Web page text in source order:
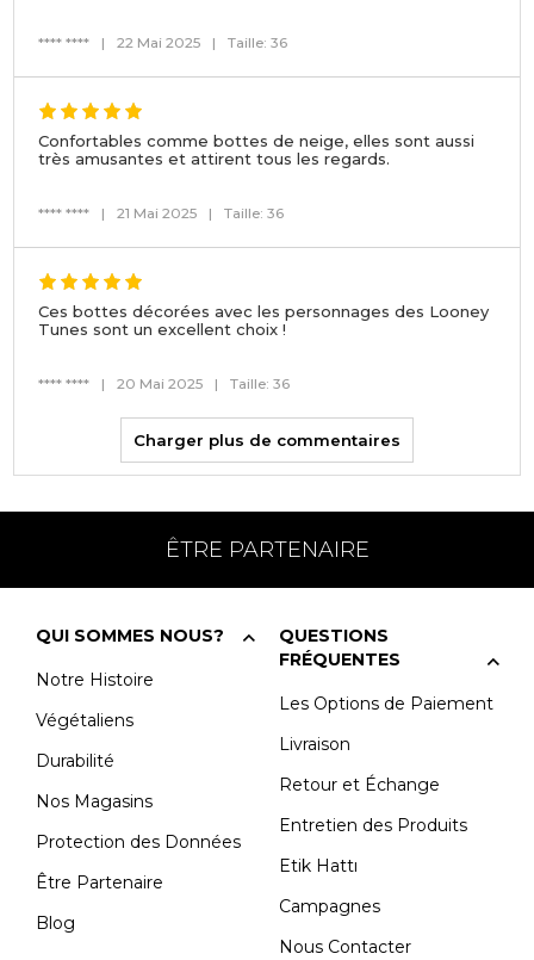
**** **** | 22 Mai 2025 | Taille: 36
Confortables comme bottes de neige, elles sont aussi
très amusantes et attirent tous les regards.
**** **** | 21 Mai 2025 | Taille: 36
Ces bottes décorées avec les personnages des Looney
Tunes sont un excellent choix !
**** **** | 20 Mai 2025 | Taille: 36
Charger plus de commentaires
ÊTRE PARTENAIRE
QUI SOMMES NOUS?
Notre Histoire
Végétaliens
Durabilité
Nos Magasins
Protection des Données
Être Partenaire
Blog
QUESTIONS
FRÉQUENTES
Les Options de Paiement
Livraison
Retour et Échange
Entretien des Produits
Etik Hattı
Campagnes
Nous Contacter